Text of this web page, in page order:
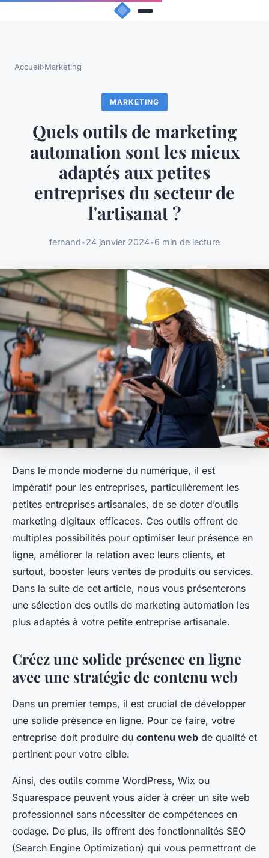
Accueil›Marketing
MARKETING
Quels outils de marketing
automation sont les mieux
adaptés aux petites
entreprises du secteur de
l'artisanat ?
fernand•24 janvier 2024•6 min de lecture
Dans le monde moderne du numérique, il est
impératif pour les entreprises, particulièrement les
petites entreprises artisanales, de se doter d’outils
marketing digitaux efficaces. Ces outils offrent de
multiples possibilités pour optimiser leur présence en
ligne, améliorer la relation avec leurs clients, et
surtout, booster leurs ventes de produits ou services.
Dans la suite de cet article, nous vous présenterons
une sélection des outils de marketing automation les
plus adaptés à votre petite entreprise artisanale.
Créez une solide présence en ligne
avec une stratégie de contenu web
Dans un premier temps, il est crucial de développer
une solide présence en ligne. Pour ce faire, votre
entreprise doit produire du contenu web de qualité et
pertinent pour votre cible.
Ainsi, des outils comme WordPress, Wix ou
Squarespace peuvent vous aider à créer un site web
professionnel sans nécessiter de compétences en
codage. De plus, ils offrent des fonctionnalités SEO
(Search Engine Optimization) qui vous permettront de